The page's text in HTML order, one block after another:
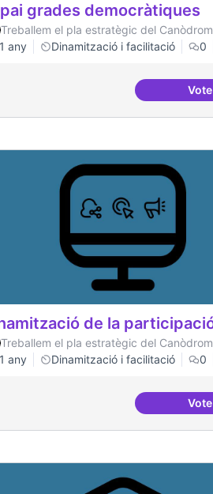
grades democràtiques
Treballem el pla estratègic del Canòdrom
1 any
Dinamització i facilitació 0
Vote
de la
Treballem el pla estratègic del Canòdrom
1 any
Dinamització i facilitació 0
Vote